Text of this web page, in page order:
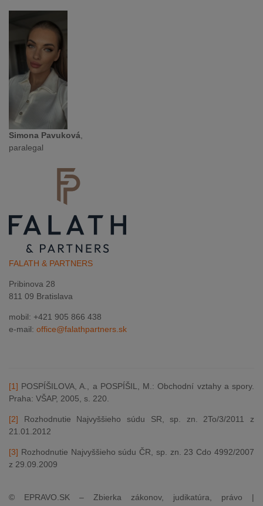
Simona Pavuková
paralegal
FALATH & PARTNERS
Pribinova 28
811 09 Bratislava
mobil: +421 905 866 438
e-mail: office@falathpartners.sk
[1] POSPÍŠILOVA, A., a POSPÍŠIL, M.: Obchodní vztahy a spory.
Praha: VŠAP, 2005, s. 220.
[2] Rozhodnutie Najvyššieho súdu SR, sp. zn. 2To/3/2011 z
21.01.2012
[3] Rozhodnutie Najvyššieho súdu ČR, sp. zn. 23 Cdo 4992/2007
z 29.09.2009
© EPRAVO.SK – Zbierka zákonov, judikatúra, právo |